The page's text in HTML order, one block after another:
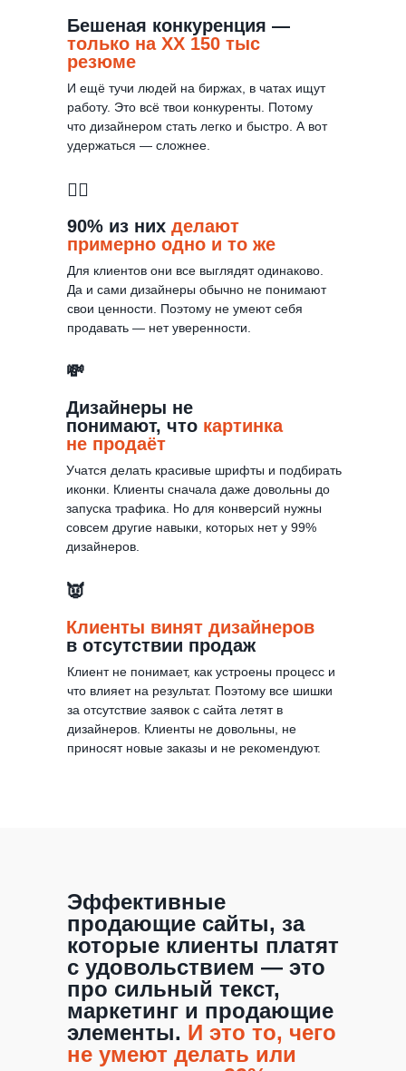
😶‍🌫️
90% из них делают
примерно одно и то же
Для клиентов они все выглядят одинаково.
Да и сами дизайнеры обычно не понимают
свои ценности. Поэтому не умеют себя
продавать — нет уверенности.
Учатся делать красивые шрифты и подбирать
иконки. Клиенты сначала даже довольны до
запуска трафика. Но для конверсий нужны
совсем другие навыки, которых нет у 99%
дизайнеров.
💸
Дизайнеры не
понимают, что картинка
не продаёт
👿
Клиенты винят дизайнеров
в отсутствии продаж
Клиент не понимает, как устроены процесс и
что влияет на результат. Поэтому все шишки
за отсутствие заявок с сайта летят в
дизайнеров. Клиенты не довольны, не
приносят новые заказы и не рекомендуют.
Бешеная конкуренция —
только на ХХ 150 тыс
резюме
И ещё тучи людей на биржах, в чатах ищут
работу. Это всё твои конкуренты. Потому
что дизайнером стать легко и быстро. А вот
удержаться — сложнее.
Эффективные
продающие сайты, за
которые клиенты платят
с удовольствием — это
про сильный текст,
маркетинг и продающие
элементы. И это то, чего
не умеют делать или